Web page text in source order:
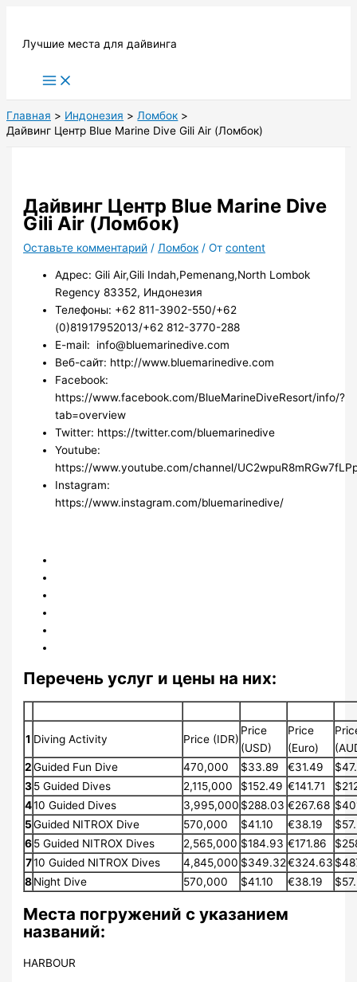
содержимому
Лучшие места для дайвинга
Main
Menu
Главная Индонезия
Ломбок
Дайвинг Центр Blue Marine Dive Gili Air (Ломбок)
Дайвинг Центр Blue Marine Dive
Gili Air (Ломбок)
Оставьте комментарий / Ломбок / Отcontent
Адрес: Gili Air,Gili Indah,Pemenang,North Lombok
Regency 83352, Индонезия
Телефоны: +62 811-3902-550/+62
(0)81917952013/+62 812-3770-288
E-mail: info@bluemarinedive.com
Веб-сайт: http://www.bluemarinedive.com
Facebook:
https://www.facebook.com/BlueMarineDiveResort/info/?
tab=overview
Twitter: https://twitter.com/bluemarinedive
Youtube:
https://www.youtube.com/channel/
Instagram:
https://www.instagram.com/bluemarinedive/
Перечень услуг и цены на них:
1 Diving Activity Price (IDR)
Price
(USD)
Price
(Euro)
2Guided Fun Dive 470,000 $33.89 €31.49
35 Guided Dives 2,115,000 $152.49 €141.71
410 Guided Dives 3,995,000 $288.03 €267.68
5Guided NITROX Dive 570,000 $41.10 €38.19
65 Guided NITROX Dives 2,565,000 $184.93 €171.86
710 Guided NITROX Dives 4,845,000 $349.32€324.63
8Night Dive 570,000 $41.10 €38.19
Места погружений с указанием
названий:
HARBOUR